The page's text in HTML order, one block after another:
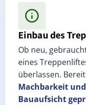
Einbau des
Ob neu,
eines
überlassen.
Machbarkeit
Bauaufsicht